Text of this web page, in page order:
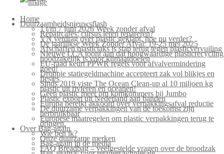
Home
Duurzaamheidsnieuwsflash
1 t/m 7 juni 2026 Week zonder afval
Repaircafés: cursus leren repareren?
VN verdrag over plastic geklapt, hoe nu verder?
De jaarlijkse Week Zonder Afval: 19-25 mei 2025
Afschaffen plastictaks is stap terug tegen plasticvervuiling
Nieuwe LCA toont aan dat hoogwaardige plasticrecycling
noodzakelijk is voor klimaatdoelen
EU-raad keurt PPWR regels voor afvalvermindering
goed!
Droppie statiegeldmachine accepteert zak vol blikjes en
flesjes
Sinds 2019 viste The Ocean Clean-up al 10 miljoen kg
plastic uit rivieren en oceanen!
Geen plastic meer om komkommers bij Jumbo
Plastic export uit Nederland aan banden
Europa bereikt akkoord over verpakkingsafval reductie
De duurzame verpakkingen van de toekomst zijn
herbruikbaar
Europese maatregelen om plastic verpakkingen terug te
dringen.
Over Bag-again
Wie ben ik?
Onze duurzame merken
Bag-again in de media
FAQ Breadbag – veelgestelde vragen over de broodzak